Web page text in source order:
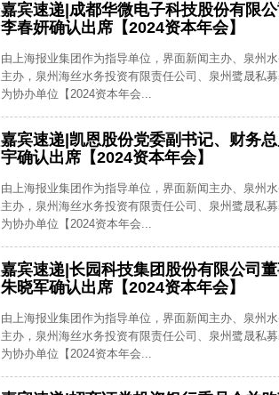
嘉宾速递|成都华微电子科技股份有限
李春妍确认出席【2024资本年会】
由上海报业集团作为指导单位，界面新闻主办、泉州
主办，泉州海丝水务投资有限责任公司、泉州鹭晟私
为协办单位【2024资本年会...
嘉宾速递|凯恩股份党委副书记、财务
宇确认出席【2024资本年会】
由上海报业集团作为指导单位，界面新闻主办、泉州
主办，泉州海丝水务投资有限责任公司、泉州鹭晟私
为协办单位【2024资本年会...
嘉宾速递|长园科技集团股份有限公司
朱晓军确认出席【2024资本年会】
由上海报业集团作为指导单位，界面新闻主办、泉州
主办，泉州海丝水务投资有限责任公司、泉州鹭晟私
为协办单位【2024资本年会...